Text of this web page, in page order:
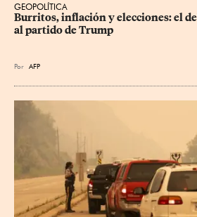
GEOPOLÍTICA
Burritos, inflación y elecciones: el
al partido de Trump
Por AFP